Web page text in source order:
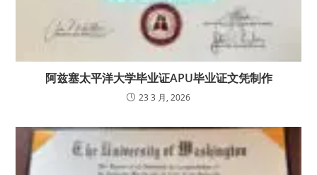
阿兹塞太平洋大学毕业证APU毕业证文凭制作
23 3 月, 2026